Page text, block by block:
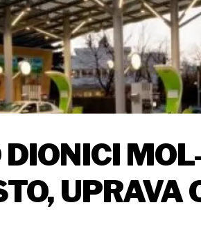
DIONICI
UPRAVA